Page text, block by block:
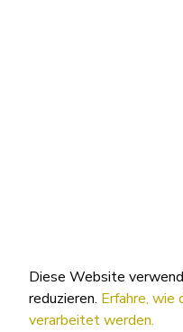
Diese Website
reduzieren. Erfahre, wie
verarbeitet werden.